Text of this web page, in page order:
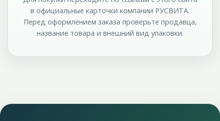
в официальные карточки компании РУСВИТА.
Перед оформлением заказа проверьте продавца,
название товара и внешний вид упаковки.